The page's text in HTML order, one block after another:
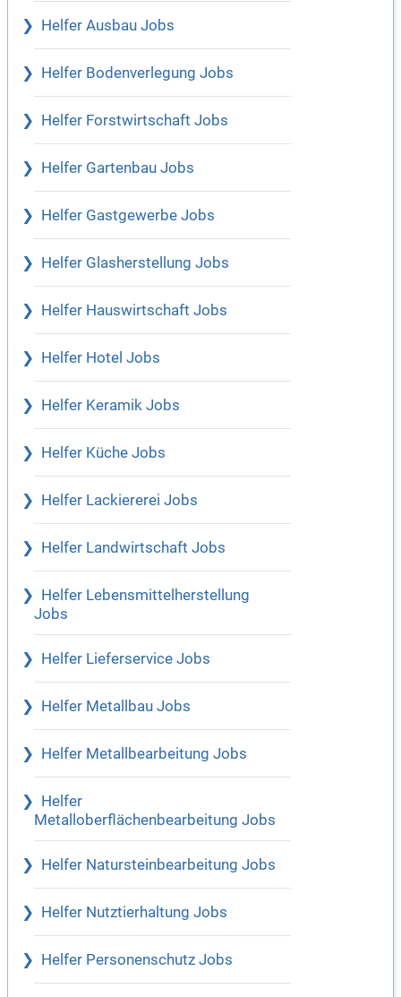
Helfer Ausbau Jobs
Helfer Bodenverlegung Jobs
Helfer Forstwirtschaft Jobs
Helfer Gartenbau Jobs
Helfer Gastgewerbe Jobs
Helfer Glasherstellung Jobs
Helfer Hauswirtschaft Jobs
Helfer Hotel Jobs
Helfer Keramik Jobs
Helfer Küche Jobs
Helfer Lackiererei Jobs
Helfer Landwirtschaft Jobs
Helfer Lebensmittelherstellung
Jobs
Helfer Lieferservice Jobs
Helfer Metallbau Jobs
Helfer Metallbearbeitung Jobs
Helfer
Metalloberflächenbearbeitung Jobs
Helfer Natursteinbearbeitung Jobs
Helfer Nutztierhaltung Jobs
Helfer Personenschutz Jobs